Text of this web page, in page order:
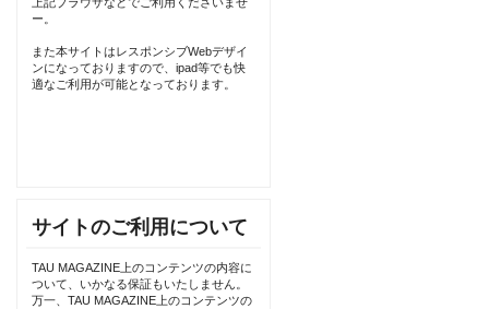
ー。
また本サイトはレスポンシブWebデザイ
ンになっておりますので、ipad等でも快
適なご利用が可能となっております。
サイトのご利用について
TAU MAGAZINE上のコンテンツの内容に
ついて、いかなる保証もいたしません。
万一、TAU MAGAZINE上のコンテンツの